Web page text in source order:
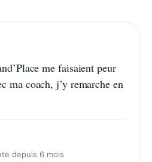
me faisaient peur
ma coach, j’y remarche en
depuis 6 mois